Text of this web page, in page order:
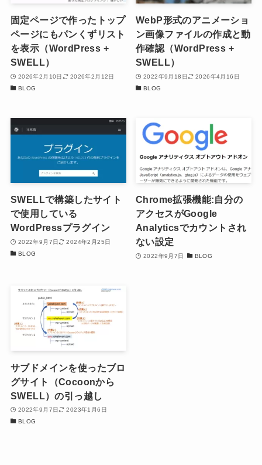
固定ページで作ったトップ
ページにもパンくずリスト
を表示（WordPress +
SWELL）
2026年2月10日
2026年2月12日
BLOG
WebP形式のアニメーショ
ン画像ファイルの作成と動
作確認（WordPress +
SWELL）
2022年9月18日
2026年4月16日
BLOG
SWELLで構築したサイト
で使用している
WordPressプラグイン
2022年9月7日
2024年2月25日
BLOG
Chrome拡張機能:自分の
アクセスがGoogle
Analyticsでカウントされ
ない設定
2022年9月7日 BLOG
サブドメインを使ったブロ
グサイト（Cocoonから
SWELL）の引っ越し
2022年9月7日
2023年1月6日
BLOG